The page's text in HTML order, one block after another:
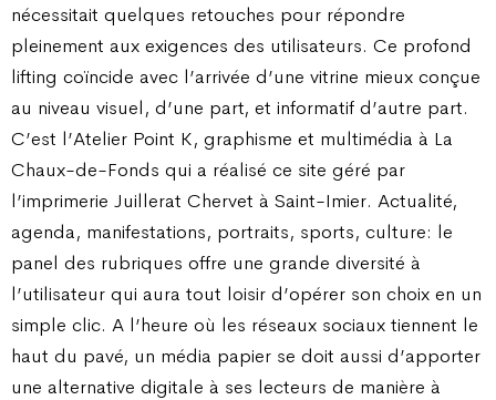
nécessitait quelques retouches pour répondre
pleinement aux exigences des utilisateurs. Ce profond
lifting coïncide avec l’arrivée d’une vitrine mieux conçue
au niveau visuel, d’une part, et informatif d’autre part.
C’est l’Atelier Point K, graphisme et multimédia à La
Chaux-de-Fonds qui a réalisé ce site géré par
l’imprimerie Juillerat Chervet à Saint-Imier. Actualité,
agenda, manifestations, portraits, sports, culture: le
panel des rubriques offre une grande diversité à
l’utilisateur qui aura tout loisir d’opérer son choix en un
simple clic. A l’heure où les réseaux sociaux tiennent le
haut du pavé, un média papier se doit aussi d’apporter
une alternative digitale à ses lecteurs de manière à